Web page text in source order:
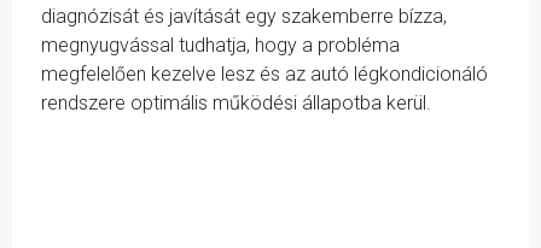
diagnózisát és javítását egy szakemberre bízza,
megnyugvással tudhatja, hogy a probléma
megfelelően kezelve lesz és az autó légkondicionáló
rendszere optimális működési állapotba kerül.